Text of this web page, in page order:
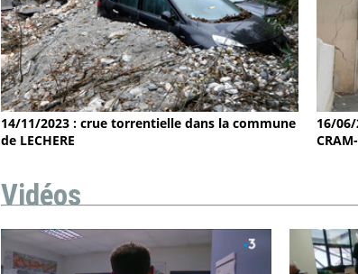
14/11/2023 : crue torrentielle dans la commune
de LECHERE
16/
Vidéos